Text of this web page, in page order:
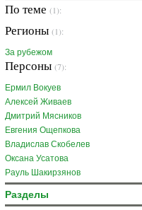
По теме (1):
Регионы (1):
За рубежом
Персоны (7):
Ермил Вокуев
Алексей Живаев
Дмитрий Мясников
Евгения Ощепкова
Владислав Скобелев
Оксана Усатова
Рауль Шакирзянов
Разделы